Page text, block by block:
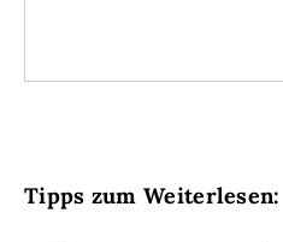
Tipps zum Weiterlesen: